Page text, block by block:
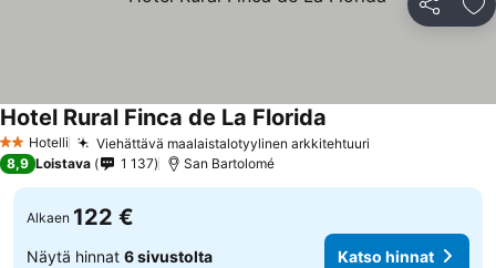
Jaa
2 Tähtiluokitus
Hotelli Viehättävä maalaistalotyylinen arkkitehtuuri
Hotel Rural Finca de La Florida
8,9 Loistava 1 137 San Bartolomé
Alkaen 122 €
Näytä hinnat 6 sivustolta Katso hinnat